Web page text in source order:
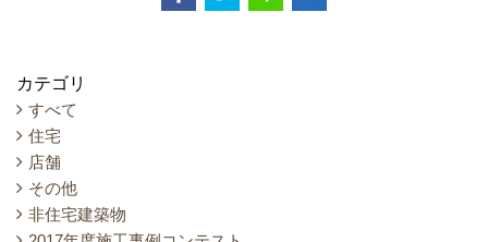
カテゴリ
すべて
住宅
店舗
その他
非住宅建築物